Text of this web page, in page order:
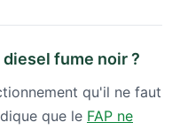
fume noir ?
qu'il ne faut
que le FAP ne